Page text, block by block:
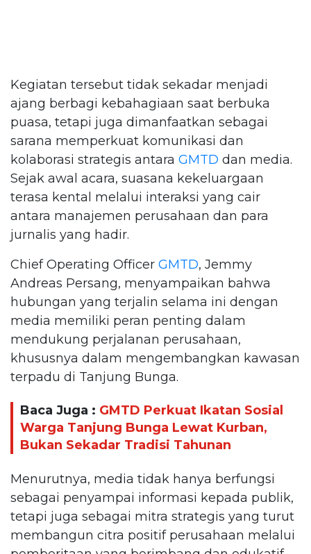
Kegiatan tersebut tidak sekadar menjadi
ajang berbagi kebahagiaan saat berbuka
puasa, tetapi juga dimanfaatkan sebagai
sarana memperkuat komunikasi dan
kolaborasi strategis antara GMTD dan media.
Sejak awal acara, suasana kekeluargaan
terasa kental melalui interaksi yang cair
antara manajemen perusahaan dan para
jurnalis yang hadir.
Chief Operating Officer GMTD, Jemmy
Andreas Persang, menyampaikan bahwa
hubungan yang terjalin selama ini dengan
media memiliki peran penting dalam
mendukung perjalanan perusahaan,
khususnya dalam mengembangkan kawasan
terpadu di Tanjung Bunga.
Baca Juga : GMTD Perkuat Ikatan Sosial
Warga Tanjung Bunga Lewat Kurban,
Bukan Sekadar Tradisi Tahunan
Menurutnya, media tidak hanya berfungsi
sebagai penyampai informasi kepada publik,
tetapi juga sebagai mitra strategis yang turut
membangun citra positif perusahaan melalui